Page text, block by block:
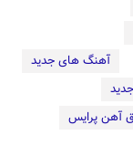
آهنگ های جدید
آهن پرایس